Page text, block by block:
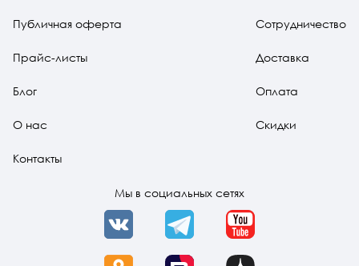
Публичная оферта
Прайс-листы
Блог
О нас
Контакты
Сотрудничество
Доставка
Оплата
Скидки
Мы в социальных сетях
VK Telegram YouTube